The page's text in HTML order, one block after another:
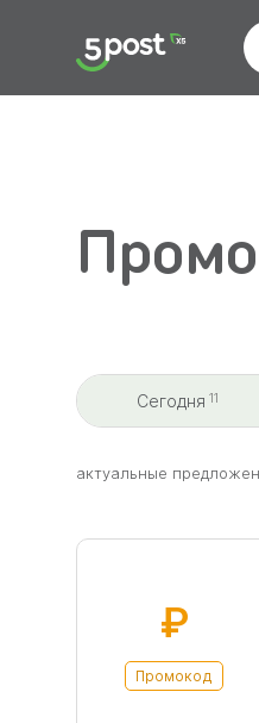
Сегодня 11
aктуальные
₽
Промокод